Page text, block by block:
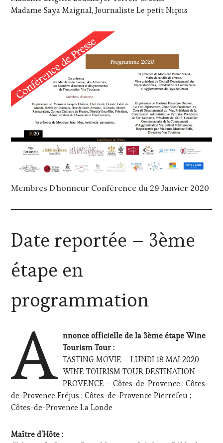
Madame Saya Maignal, Journaliste Le petit Niçois
Membres D’honneur Conférence du 29 Janvier 2020
Date reportée – 3ème
étape en
programmation
A
nnonce officielle de la 3ème étape Wine
Tourism Tour :
TASTING MOVIE – LUNDI 18 MAI 2020
WINE TOURISM TOUR DESTINATION
PROVENCE – Côtes-de-Provence : Côtes-
de-Provence Fréjus ; Côtes-de-Provence Pierrefeu ;
Côtes-de-Provence La Londe
Maître d’Hôte :